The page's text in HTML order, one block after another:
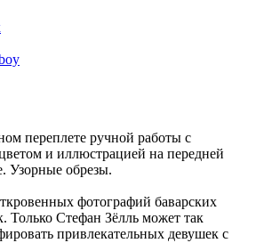
переплете ручной работы с
и иллюстрацией на передней
Узорные обрезы.
фотографий баварских
Только Стефан Зёлль может так
привлекательных девушек с